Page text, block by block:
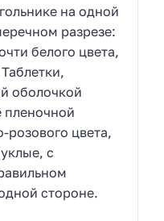
на одной
разрезе:
белого цвета,
оболочкой
пленочной
розового цвета,
с
стороне.